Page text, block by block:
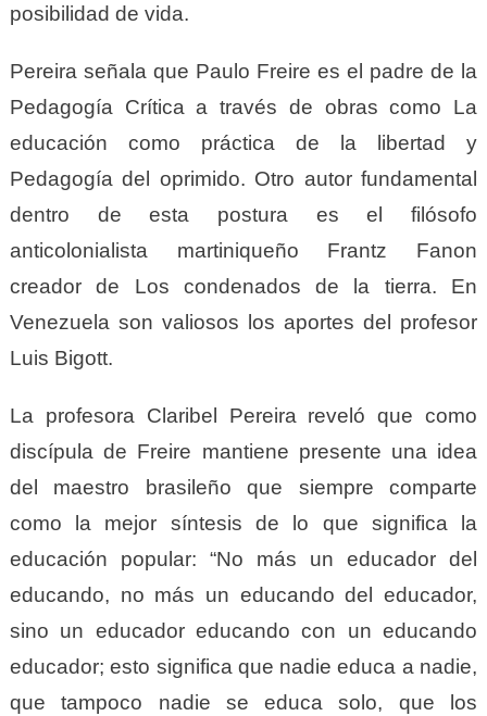
posibilidad de vida.
Pereira señala que Paulo Freire es el padre de la
Pedagogía Crítica a través de obras como La
educación como práctica de la libertad y
Pedagogía del oprimido. Otro autor fundamental
dentro de esta postura es el filósofo
anticolonialista martiniqueño Frantz Fanon
creador de Los condenados de la tierra. En
Venezuela son valiosos los aportes del profesor
Luis Bigott.
La profesora Claribel Pereira reveló que como
discípula de Freire mantiene presente una idea
del maestro brasileño que siempre comparte
como la mejor síntesis de lo que significa la
educación popular: “No más un educador del
educando, no más un educando del educador,
sino un educador educando con un educando
educador; esto significa que nadie educa a nadie,
que tampoco nadie se educa solo, que los